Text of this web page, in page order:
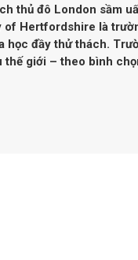
thủ đô London sầm
of Hertfordshire là
học đầy thử thách.
giới – theo bình